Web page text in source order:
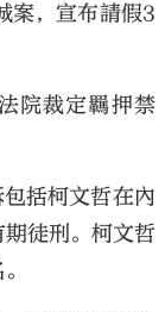
案，宣布請假3
院裁定羈押禁
括柯文哲在內
徒刑。柯文哲